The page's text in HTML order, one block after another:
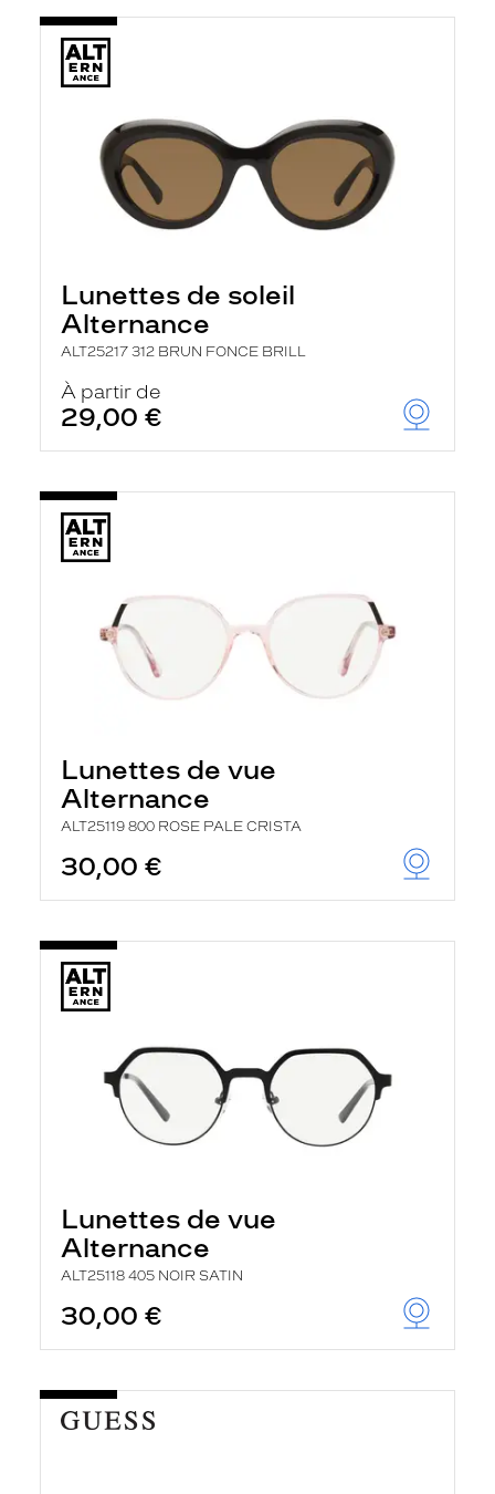
Lunettes de soleil
Alternance
ALT25217 312 BRUN FONCE BRILL
À partir de
29,00 €
Lunettes de vue
Alternance
ALT25119 800 ROSE PALE CRISTA
30,00 €
Lunettes de vue
Alternance
ALT25118 405 NOIR SATIN
30,00 €